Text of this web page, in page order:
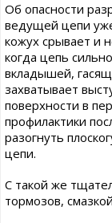
Об опасности
ведущей цепи
кожух срывает и
когда цепь
вкладышей,
захватывает
поверхности в
профилактики
разогнуть
цепи.
С такой же
тормозов,